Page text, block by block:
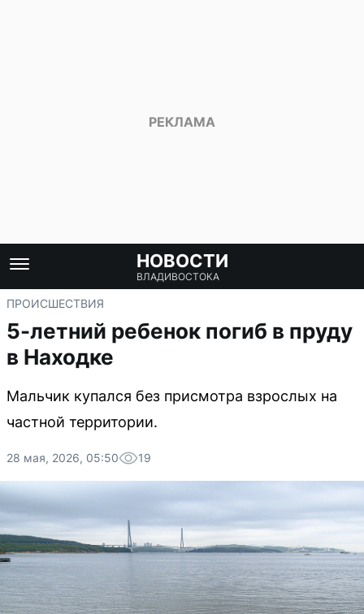
НОВОСТИ
ВЛАДИВОСТОКА
ПРОИСШЕСТВИЯ
5-летний ребенок погиб в пруду
в Находке
Мальчик купался без присмотра взрослых на
частной территории.
28 мая, 2026, 05:50 19